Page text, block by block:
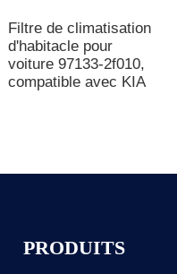
Filtre de climatisation
d'habitacle pour
voiture 97133-2f010,
compatible avec KIA
PRODUITS